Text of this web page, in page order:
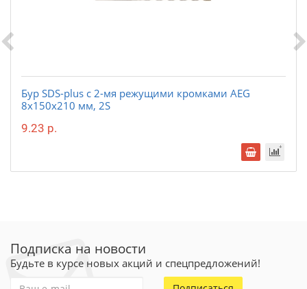
Бур SDS-plus с 2-мя режущими кромками AEG
8х150х210 мм, 2S
9.23 р.
Подписка на новости
Будьте в курсе новых акций и спецпредложений!